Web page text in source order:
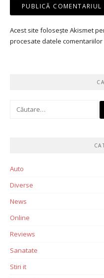
Acest site folosește Akismet
procesate datele comentariilor
Caută
Auto
Diverse
News
Online
Reviews
Sanatate
Stiri it